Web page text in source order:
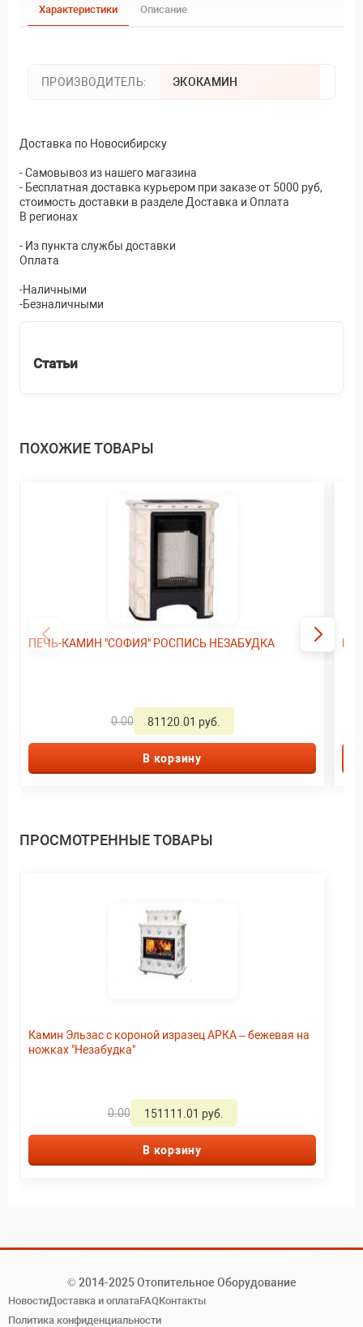
Характеристики Описание
ПРОИЗВОДИТЕЛЬ: ЭКОКАМИН
Доставка по Новосибирску
- Самовывоз из нашего магазина
- Бесплатная доставка курьером при заказе от 5000 руб,
стоимость доставки в разделе Доставка и Оплата
В регионах
- Из пункта службы доставки
Оплата
-Наличными
-Безналичными
Статьи
ПОХОЖИЕ ТОВАРЫ
ПЕЧЬ-КАМИН "СОФИЯ" РОСПИСЬ НЕЗАБУДКА
0.00 81120.01 руб.
В корзину
ПРОСМОТРЕННЫЕ ТОВАРЫ
Камин Эльзас с короной изразец АРКА – бежевая на
ножках "Незабудка"
0.00 151111.01 руб.
В корзину
© 2014-2025 Отопительное Оборудование
НовостиДоставка и оплатаFAQКонтакты
Политика конфиденциальности